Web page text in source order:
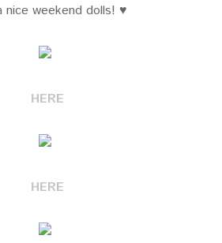
nice weekend dolls! ♥
HERE
HERE